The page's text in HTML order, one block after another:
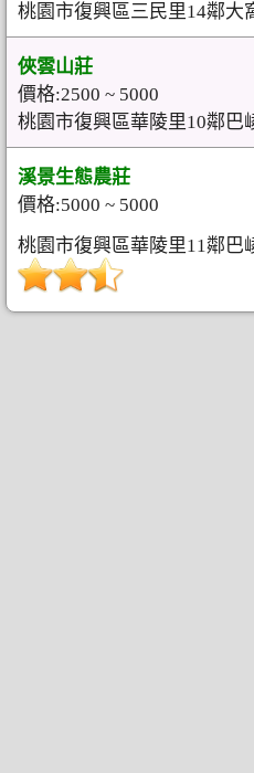
桃園市復興區三民里14鄰大
俠雲山莊
價格:2500 ~ 5000
桃園市復興區華陵里10鄰巴
溪景生態農莊
價格:5000 ~ 5000
桃園市復興區華陵里11鄰巴